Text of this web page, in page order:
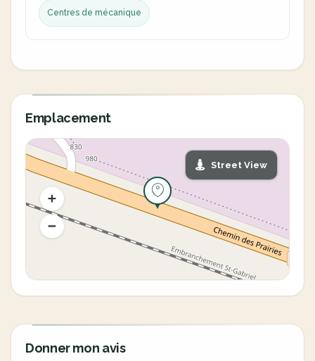
Centres de mécanique
Emplacement
Street View
Donner mon avis